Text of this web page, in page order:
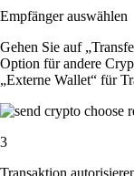
Empfänger auswählen
Gehen Sie auf
Option für andere
„Externe Wallet“ für
3
Transaktion